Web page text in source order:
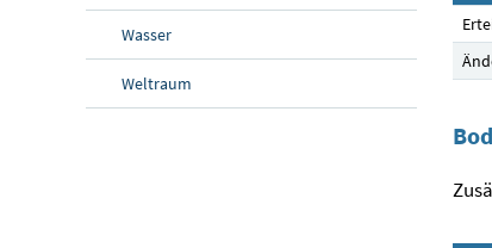
Wasser
Weltraum